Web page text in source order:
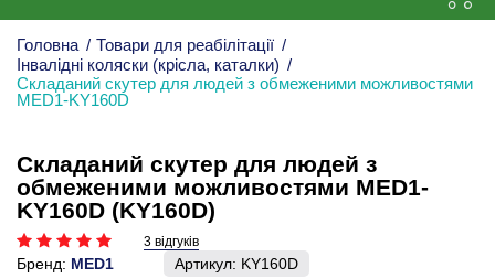
Головна / Товари для реабілітації /
Інвалідні коляски (крісла, каталки) /
Складаний скутер для людей з обмеженими можливостями
MED1-KY160D
Складаний скутер для людей з
обмеженими можливостями MED1-
KY160D (KY160D )
3 відгуків
Бренд: MED1 Артикул: KY160D